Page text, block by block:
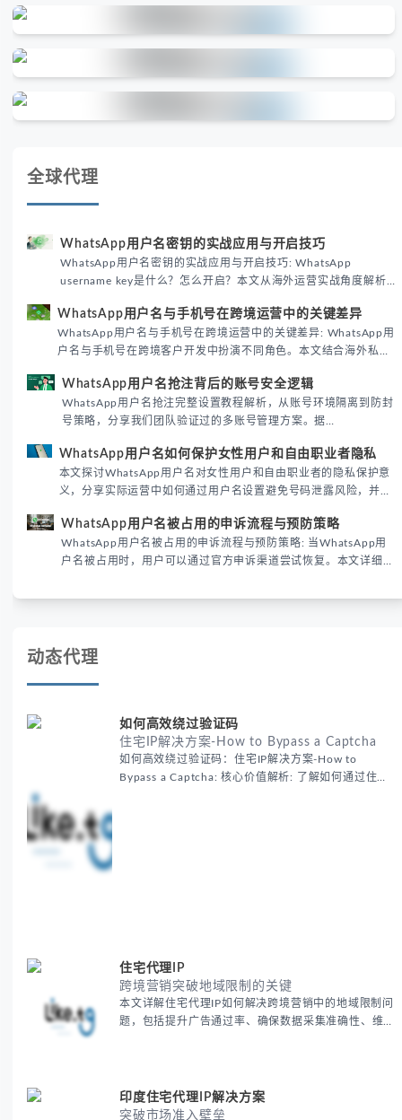
全球代理
WhatsApp用户名密钥的实战应用与开启技巧
WhatsApp用户名密钥的实战应用与开启技巧: WhatsApp
username key是什么？怎么开启？本文从海外运营实战角度解析
境团队高效触达目标客户。
WhatsApp用户名与手机号在跨境运营中的关键差异
WhatsApp用户名与手机号在跨境运营中的关键差异: WhatsApp用
户名与手机号在跨境客户开发中扮演不同角色。本文结合海外私域
际差异，帮助团队优化WhatsApp营销策略。
WhatsApp用户名抢注背后的账号安全逻辑
WhatsApp用户名抢注完整设置教程解析，从账号环境隔离到防封
号策略，分享我们团队验证过的多账号管理方案。据
性直接影响转化率。
WhatsApp用户名如何保护女性用户和自由职业者隐私
本文探讨WhatsApp用户名对女性用户和自由职业者的隐私保护意
义，分享实际运营中如何通过用户名设置避免号码泄露风险，并提
已成为全球数字沟通的首要考量。
WhatsApp用户名被占用的申诉流程与预防策略
WhatsApp用户名被占用的申诉流程与预防策略: 当WhatsApp用
户名被占用时，用户可以通过官方申诉渠道尝试恢复。本文详细解
账号安全。
动态代理
如何高效绕过验证码
住宅IP解决方案-How to Bypass a Captcha
如何高效绕过验证码：住宅IP解决方案-How to
Bypass a Captcha: 核心价值解析: 了解如何通过住宅
住宅代理IP
跨境营销突破地域限制的关键
本文详解住宅代理IP如何解决跨境营销中的地域限制问
题，包括提升广告通过率、确保数据采集准确性、维护
印度住宅代理IP解决方案
突破市场准入壁垒